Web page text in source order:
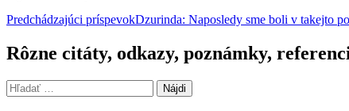
Navigácia
článkami
Predchádzajúci príspevokDzurinda: Naposledy sme boli v takejto
Rôzne citáty, odkazy, poznámky,
Hľadať: